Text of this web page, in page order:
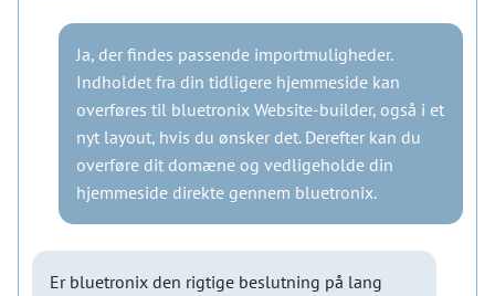
Ja, der findes passende importmuligheder.
Indholdet fra din tidligere hjemmeside kan
overføres til bluetronix Website-builder, også i et
nyt layout, hvis du ønsker det. Derefter kan du
overføre dit domæne og vedligeholde din
hjemmeside direkte gennem bluetronix.
Er bluetronix den rigtige beslutning på lang